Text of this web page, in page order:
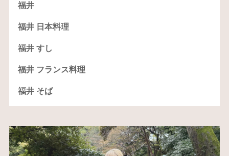
福井
福井 日本料理
福井 すし
福井 フランス料理
福井 そば